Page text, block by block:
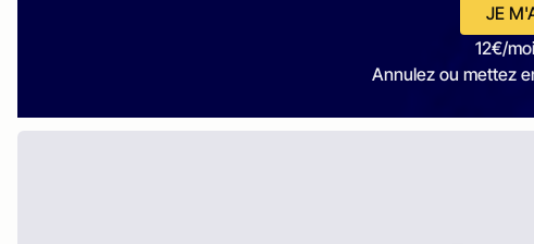
JE
12€/
Annulez ou mettez